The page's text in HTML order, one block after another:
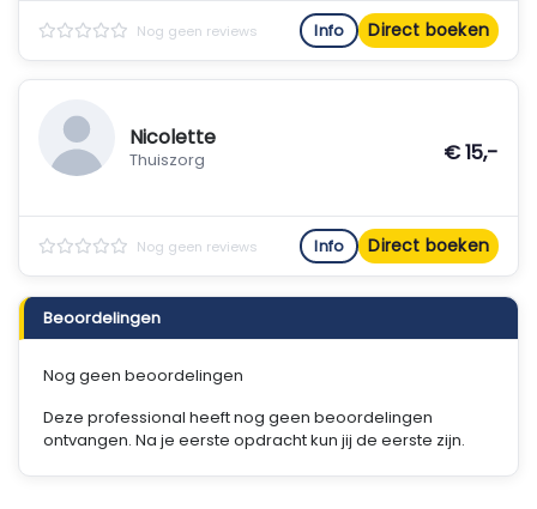
Nog geen reviews Info Direct boeken
Nicolette
Thuiszorg € 15,-
Nog geen reviews Info Direct boeken
Beoordelingen
Nog geen beoordelingen
Deze professional heeft nog geen beoordelingen
ontvangen. Na je eerste opdracht kun jij de eerste zijn.